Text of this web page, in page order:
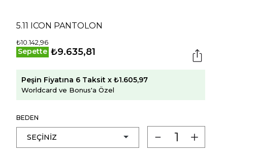
5.11 ICON PANTOLON
₺10.142,96
Sepette ₺9.635,81
Peşin Fiyatına 6 Taksit x ₺1.605,97
Worldcard ve Bonus'a Özel
BEDEN